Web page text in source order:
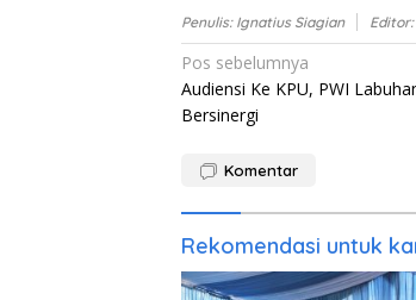
Penulis: Ignatius Siagian
Navigasi
pos
Pos sebelumnya
Audiensi Ke KPU, PWI
Bersinergi
Komentar
Rekomendasi untuk